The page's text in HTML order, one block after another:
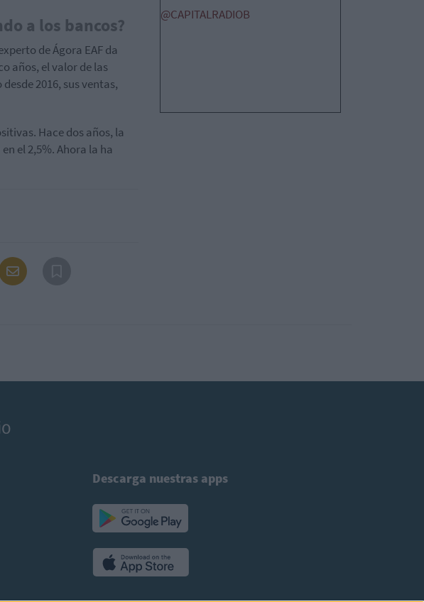
a los bancos?
de Ágora EAF da
años, el valor de las
2016, sus ventas,
Hace dos años, la
el 2,5%. Ahora la ha
@CAPITALRADIOB
Descarga nuestras apps